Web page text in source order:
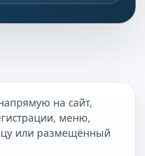
на сайт,
меню,
или размещённый